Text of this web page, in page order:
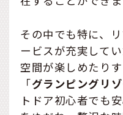
その中でも特に、
ービスが充実して
空間が楽しめたり
「グランピングリ
トドア初心者でも